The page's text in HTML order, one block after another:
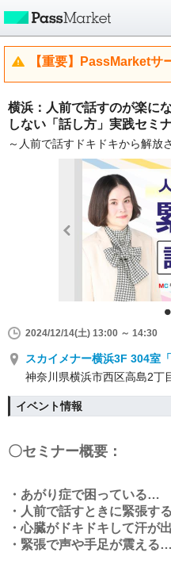
【重要】PassMarketサ
横浜：人前で話すのが楽に
しない「話し方」実践セミ
～人前で話すドキドキから解放
2024/12/14(土) 13:00 ～ 14:30
スカイメナー横浜3F 304室
神奈川県横浜市西区高島2丁
イベント情報
〇セミナー概要：
・あがり症で困っている…
・人前で話すときに緊張す
・心臓がドキドキして汗が
・緊張で声や手足が震える…